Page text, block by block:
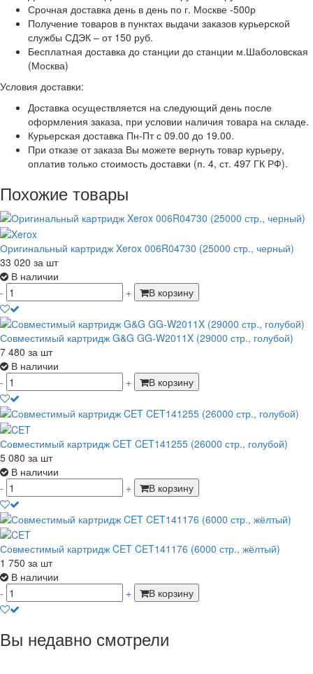
Срочная доставка день в день по г. Москве -500р
Получение товаров в пунктах выдачи заказов курьерской
службы СДЭК – от 150 руб.
Бесплатная доставка до станции до станции м.Шаболовская
(Москва)
Условия доставки:
Доставка осуществляется на следующий день после
оформления заказа, при условии наличия товара на складе.
Курьерская доставка Пн-Пт с 09.00 до 19.00.
При отказе от заказа Вы можете вернуть товар курьеру,
оплатив только стоимость доставки (п. 4, ст. 497 ГК РФ).
Похожие товары
Оригинальный картридж Xerox 006R04730 (25000 стр., черный)
33 020 за шт
В наличии
-
+ В корзину
Совместимый картридж G&G GG-W2011X (29000 стр., голубой)
7 480 за шт
В наличии
-
+ В корзину
Совместимый картридж CET CET141255 (26000 стр., голубой)
5 080 за шт
В наличии
-
+ В корзину
Совместимый картридж CET CET141176 (6000 стр., жёлтый)
1 750 за шт
В наличии
-
+ В корзину
Вы недавно смотрели